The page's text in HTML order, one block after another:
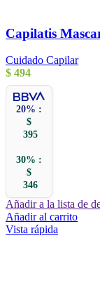
Capilatis
Cuidado Capilar
$ 494
20% :
$
395
30% :
$
346
Añadir a la lista de
Añadir al carrito
Vista rápida